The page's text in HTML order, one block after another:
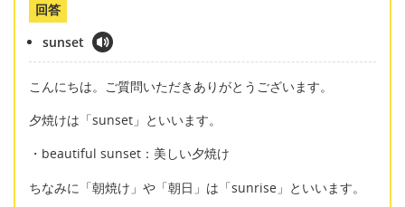
回答
sunset
こんにちは。ご質問いただきありがとうございます。
夕焼けは「sunset」といいます。
・beautiful sunset：美しい夕焼け
ちなみに「朝焼け」や「朝日」は「sunrise」といいます。